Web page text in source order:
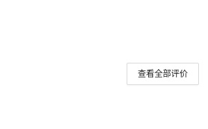
查看全部评价